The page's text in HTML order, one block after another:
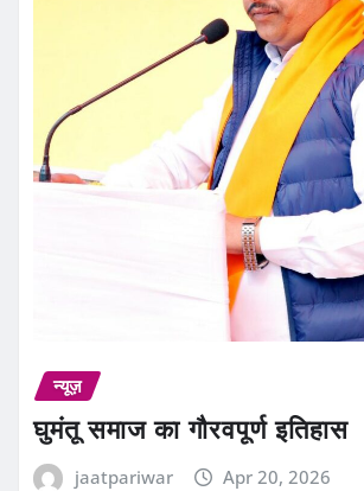
न्यूज़
घुमंतू समाज का गौरवपूर्ण इतिहास
jaatpariwar Apr 20, 2026